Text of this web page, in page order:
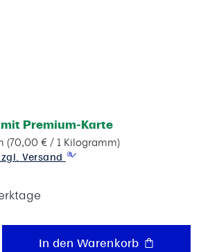
Premium-Karte
(70,00 € / 1 Kilogramm)
Versand
Gib den
In den Warenkorb